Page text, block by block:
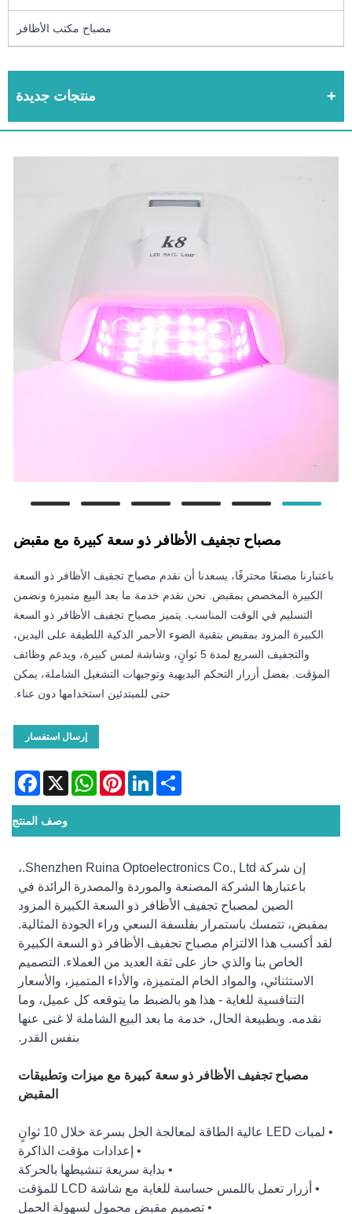
مصباح مكتب الأظافر
منتجات جديدة
مصباح تجفيف الأظافر ذو سعة كبيرة مع مقبض
باعتبارنا مصنعًا محترفًا، يسعدنا أن نقدم مصباح تجفيف الأظافر ذو السعة
الكبيرة المخصص بمقبض. نحن نقدم خدمة ما بعد البيع متميزة ونضمن
التسليم في الوقت المناسب. يتميز مصباح تجفيف الأظافر ذو السعة
الكبيرة المزود بمقبض بتقنية الضوء الأحمر الذكية اللطيفة على اليدين،
والتجفيف السريع لمدة 5 ثوانٍ، وشاشة لمس كبيرة، ويدعم وظائف
المؤقت. بفضل أزرار التحكم البديهية وتوجيهات التشغيل الشاملة، يمكن
حتى للمبتدئين استخدامها دون عناء.
إرسال استفسار
X
WhatsAppPinterestLinkedInShare
وصف المنتج
إن شركة Shenzhen Ruina Optoelectronics Co., Ltd.،
باعتبارها الشركة المصنعة والموردة والمصدرة الرائدة في
الصين لمصباح تجفيف الأظافر ذو السعة الكبيرة المزود
بمقبض، تتمسك باستمرار بفلسفة السعي وراء الجودة المثالية.
لقد أكسب هذا الالتزام مصباح تجفيف الأظافر ذو السعة الكبيرة
الخاص بنا والذي حاز على ثقة العديد من العملاء. التصميم
الاستثنائي، والمواد الخام المتميزة، والأداء المتميز، والأسعار
التنافسية للغاية - هذا هو بالضبط ما يتوقعه كل عميل، وما
نقدمه. وبطبيعة الحال، خدمة ما بعد البيع الشاملة لا غنى عنها
بنفس القدر.
مصباح تجفيف الأظافر ذو سعة كبيرة مع ميزات وتطبيقات
المقبض
• لمبات LED عالية الطاقة لمعالجة الجل بسرعة خلال 10 ثوانٍ
• إعدادات مؤقت الذاكرة
• بداية سريعة تنشيطها بالحركة
• أزرار تعمل باللمس حساسة للغاية مع شاشة LCD للمؤقت
• تصميم مقبض محمول لسهولة الحمل